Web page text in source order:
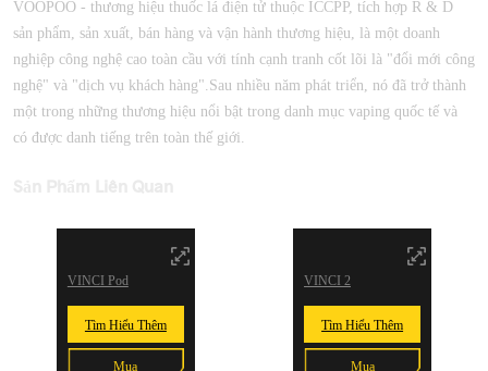
VOOPOO - thương hiệu thuốc lá điện tử thuộc ICCPP, tích hợp R & D
sản phẩm, sản xuất, bán hàng và vận hành thương hiệu, là một doanh
nghiệp công nghệ cao toàn cầu với tính cạnh tranh cốt lõi là "đổi mới công
nghệ" và "dịch vụ khách hàng".Sau nhiều năm phát triển, nó đã trở thành
một trong những thương hiệu nổi bật trong danh mục vaping quốc tế và
có được danh tiếng trên toàn thế giới.
VINCI Pod
Tìm Hiểu Thêm
Mua
VINCI 2
Tìm Hiểu Thêm
Mua